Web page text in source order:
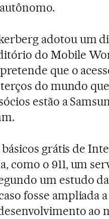
adotou um
do Mobile
que o
do mundo
estão a
grátis de
como o 911, um
um estudo
fosse ampliada a
ao